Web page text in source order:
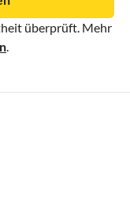
überprüft. Mehr